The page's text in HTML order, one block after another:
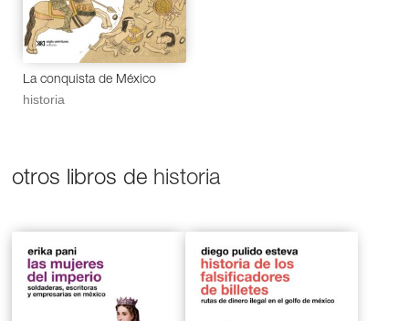
La conquista de México
historia
otros libros de historia